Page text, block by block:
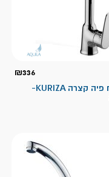
₪336
ברז פרח פיה קצרה KURIZA-